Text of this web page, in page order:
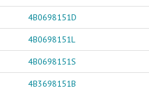
4B0698151D
4B0698151L
4B0698151S
4B3698151B